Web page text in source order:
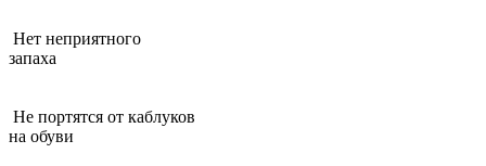
Нет неприятного
запаха
Не портятся от каблуков
на обуви